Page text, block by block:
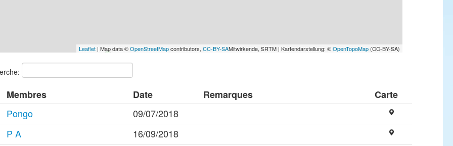
Leaflet| Map data ©OpenStreetMapcontributors, CC-BY-SAMitwirkende, SRTM | Kartendarstellung: ©OpenTopoMap(CC-BY-SA)
Membres Date Remarques
Carte
Pongo
09/07/2018
P A
16/09/2018